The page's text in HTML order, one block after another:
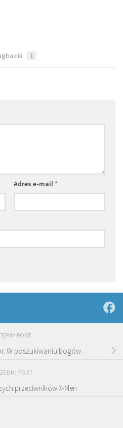
1
Adres e-mail*
POST
W poszukiwaniu bogów
POST
przeciwników X-Men